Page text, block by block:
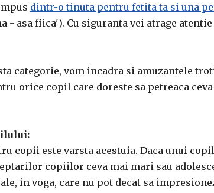
dintr-o tinuta pentru fetita ta si una
- asa fiica'). Cu siguranta vei atrage
categorie, vom incadra si amuzantele
orice copil care doreste sa petreaca
copii este varsta acestuia. Daca unui
copiilor ceva mai mari sau
in voga, care nu pot decat sa